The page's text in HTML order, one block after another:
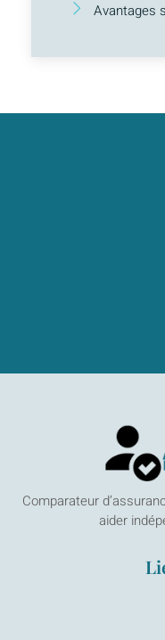
Avantages
Comparateur
aider